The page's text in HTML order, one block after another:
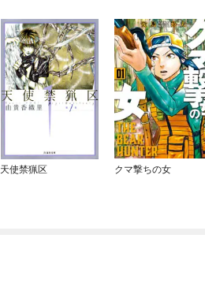
天使禁猟区 クマ撃ちの女